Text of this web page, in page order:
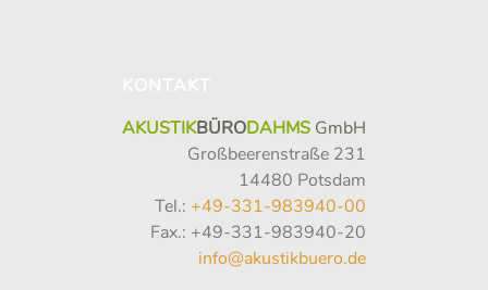
AKUSTIKBÜRODAHMS GmbH
Großbeerenstraße 231
14480 Potsdam
Tel.: +49-331-983940-00
Fax.: +49-331-983940-20
info@akustikbuero.de